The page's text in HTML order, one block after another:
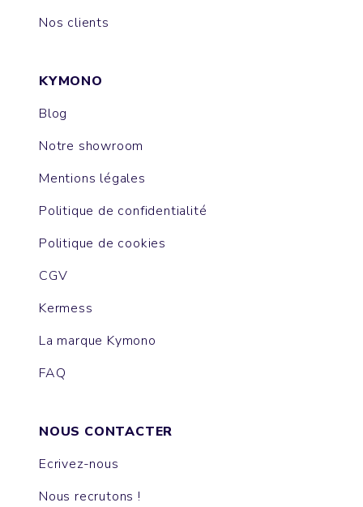
Nos clients
KYMONO
Blog
Notre showroom
Mentions légales
Politique de confidentialité
Politique de cookies
CGV
Kermess
La marque Kymono
FAQ
NOUS CONTACTER
Ecrivez-nous
Nous recrutons !